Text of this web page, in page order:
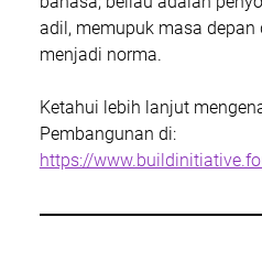
adil, memupuk masa
menjadi norma.
Ketahui lebih lanjut
Pembangunan di:
https://